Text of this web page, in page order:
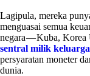
Lagipula, mereka
menguasai semua
negara — Kuba, Korea
sentral milik
persyaratan moneter
dunia.